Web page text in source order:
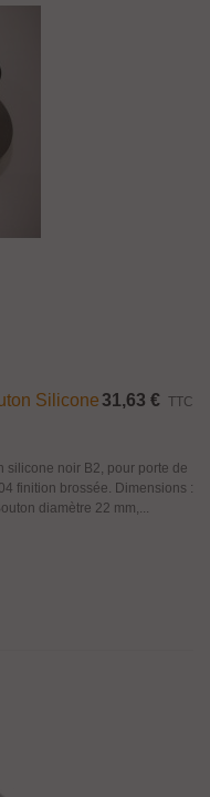
Silicone31,63 € TTC
silicone noir B2, pour porte de
finition brossée. Dimensions :
diamètre 22 mm,...